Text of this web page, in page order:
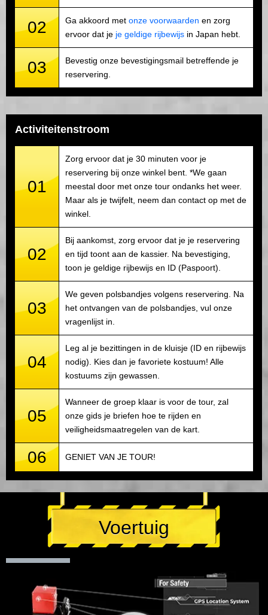
02 Ga akkoord met onze voorwaarden en zorg
ervoor dat je je geldige rijbewijs in Japan hebt.
03
Bevestig onze bevestigingsmail betreffende je
reservering.
Activiteitenstroom
01
Zorg ervoor dat je 30 minuten voor je
reservering bij onze winkel bent. *We gaan
meestal door met onze tour ondanks het weer.
Maar als je twijfelt, neem dan contact op met de
winkel.
02
Bij aankomst, zorg ervoor dat je je reservering
en tijd toont aan de kassier. Na bevestiging,
toon je geldige rijbewijs en ID (Paspoort).
03
We geven polsbandjes volgens reservering. Na
het ontvangen van de polsbandjes, vul onze
vragenlijst in.
04
Leg al je bezittingen in de kluisje (ID en rijbewijs
nodig). Kies dan je favoriete kostuum! Alle
kostuums zijn gewassen.
05
Wanneer de groep klaar is voor de tour, zal
onze gids je briefen hoe te rijden en
veiligheidsmaatregelen van de kart.
06 GENIET VAN JE TOUR!
Voertuig